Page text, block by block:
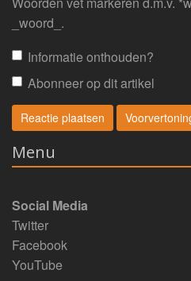
_woord_.
Informatie onthouden?
Abonneer op dit artikel
Menu
Social Media
Twitter
Facebook
YouTube